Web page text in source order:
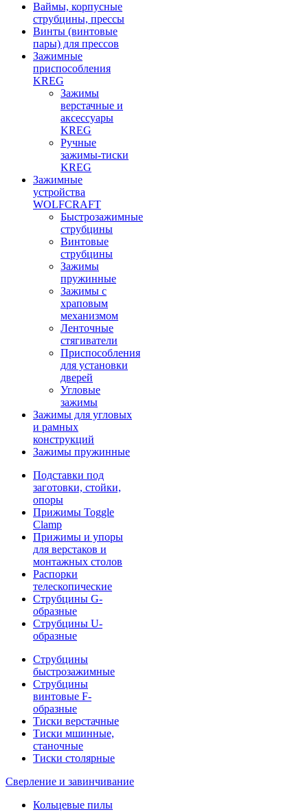
Ваймы, корпусные
струбцины, прессы
Винты (винтовые
пары) для прессов
Зажимные
приспособления
KREG
Зажимы
верстачные и
аксессуары
KREG
Ручные
зажимы-тиски
KREG
Зажимные
устройства
WOLFCRAFT
Быстрозажимные
струбцины
Винтовые
струбцины
Зажимы
пружинные
Зажимы с
храповым
механизмом
Ленточные
стягиватели
Приспособления
для установки
дверей
Угловые
зажимы
Зажимы для угловых
и рамных
конструкций
Зажимы пружинные
Подставки под
заготовки, стойки,
опоры
Прижимы Toggle
Clamp
Прижимы и упоры
для верстаков и
монтажных столов
Распорки
телескопические
Струбцины G-
образные
Струбцины U-
образные
Струбцины
быстрозажимные
Струбцины
винтовые F-
образные
Тиски верстачные
Тиски мшинные,
станочные
Тиски столярные
Сверление и завинчивание
Кольцевые пилы